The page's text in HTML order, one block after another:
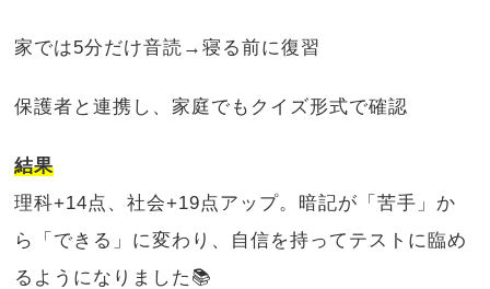
家では5分だけ音読→寝る前に復習
保護者と連携し、家庭でもクイズ形式で確認
結果
理科+14点、社会+19点アップ。暗記が「苦手」か
ら「できる」に変わり、自信を持ってテストに臨め
るようになりました📚